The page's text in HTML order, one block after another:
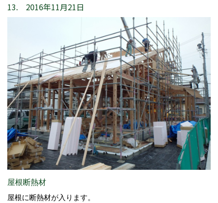
13. 2016年11月21日
屋根断熱材
屋根に断熱材が入ります。